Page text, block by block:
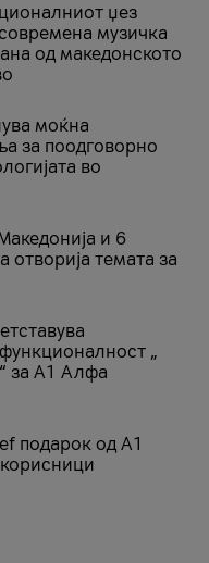
џез
музичка
од македонското
моќна
за поодговорно
во
и 6
отворија темата за
„
за А1 Алфа
подарок од А1